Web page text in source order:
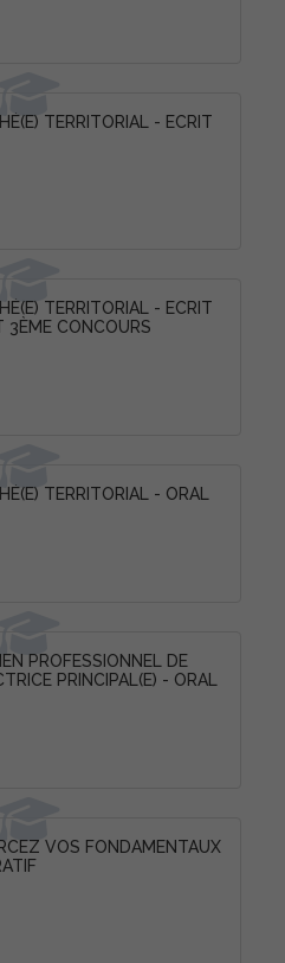
TERRITORIAL - ECRIT
TERRITORIAL - ECRIT
3ÈME CONCOURS
TERRITORIAL - ORAL
PROFESSIONNEL DE
PRINCIPAL(E) - ORAL
VOS FONDAMENTAUX